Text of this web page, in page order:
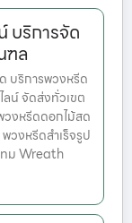
บริการจัด
ฑล
บริการพวงหรีด
น์ จัดส่งทั่วเขต
วงหรีดดอกไม้สด
วงหรีดสำเร็จรูป
ม Wreath